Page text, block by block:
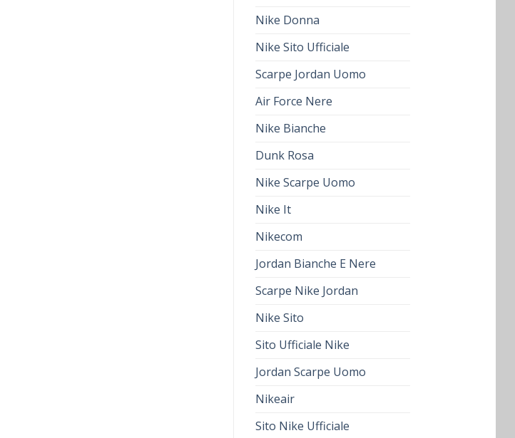
Nike Donna
Nike Sito Ufficiale
Scarpe Jordan Uomo
Air Force Nere
Nike Bianche
Dunk Rosa
Nike Scarpe Uomo
Nike It
Nikecom
Jordan Bianche E Nere
Scarpe Nike Jordan
Nike Sito
Sito Ufficiale Nike
Jordan Scarpe Uomo
Nikeair
Sito Nike Ufficiale